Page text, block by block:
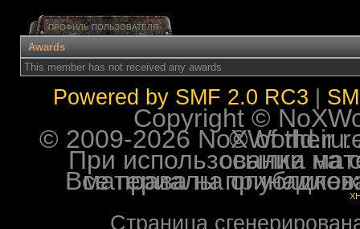
ПРОФИЛЬ ПОЛЬЗОВАТЕЛЯ
Awards
This member has not received any awards
Powered by SMF 2.0 RC3
Copyright ©
© 2009-2026 NoXWorld.ru. All
При использовании
Все права на опубликованные на форуме
Страница